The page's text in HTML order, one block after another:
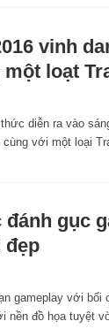
vinh
loạt
diễn ra vào
với một loại
gục
đẹp
gameplay với bối
nền đồ họa tuyệt